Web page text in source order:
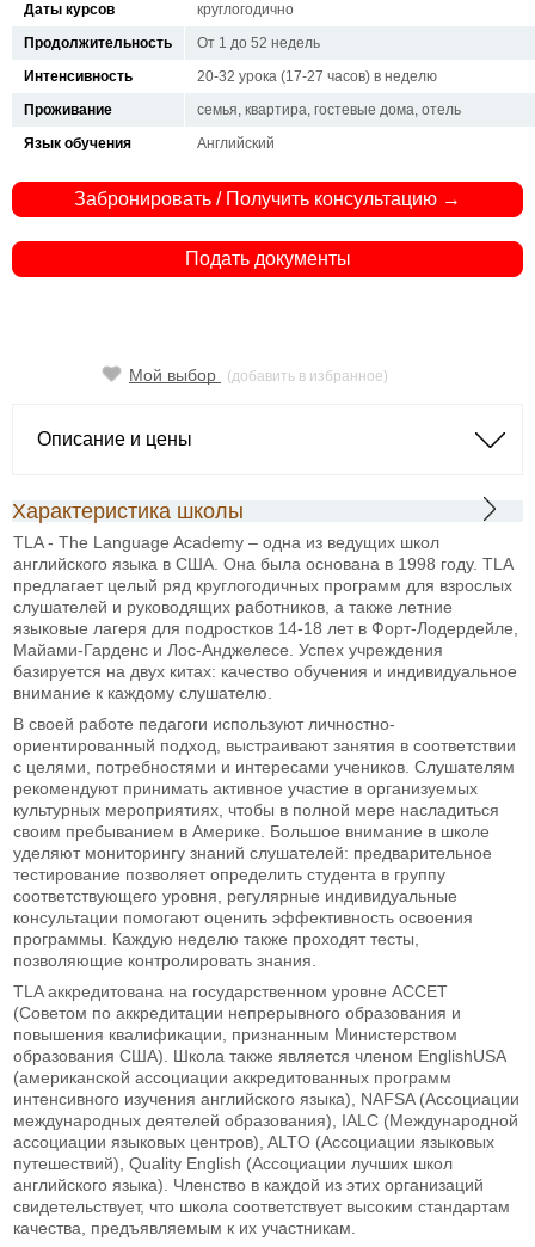
Даты курсов
круглогодично
Продолжительность
От 1 до 52 недель
Интенсивность
20-32 урока (17-27 часов) в неделю
Проживание
семья, квартира, гостевые дома, отель
Язык обучения
Английский
Забронировать / Получить консультацию →
Подать документы
Мой выбор (добавить в избранное)
Описание и цены
Характеристика школы
TLA - The Language Academy – одна из ведущих школ
английского языка в США. Она была основана в 1998 году. TLA
предлагает целый ряд круглогодичных программ для взрослых
слушателей и руководящих работников, а также летние
языковые лагеря для подростков 14-18 лет в Форт-Лодердейле,
Майами-Гарденс и Лос-Анджелесе. Успех учреждения
базируется на двух китах: качество обучения и индивидуальное
внимание к каждому слушателю.
В своей работе педагоги используют личностно-
ориентированный подход, выстраивают занятия в соответствии
с целями, потребностями и интересами учеников. Слушателям
рекомендуют принимать активное участие в организуемых
культурных мероприятиях, чтобы в полной мере насладиться
своим пребыванием в Америке. Большое внимание в школе
уделяют мониторингу знаний слушателей: предварительное
тестирование позволяет определить студента в группу
соответствующего уровня, регулярные индивидуальные
консультации помогают оценить эффективность освоения
программы. Каждую неделю также проходят тесты,
позволяющие контролировать знания.
TLA аккредитована на государственном уровне ACCET
(Советом по аккредитации непрерывного образования и
повышения квалификации, признанным Министерством
образования США). Школа также является членом EnglishUSA
(американской ассоциации аккредитованных программ
интенсивного изучения английского языка), NAFSA (Ассоциации
международных деятелей образования), IALC (Международной
ассоциации языковых центров), ALTO (Ассоциации языковых
путешествий), Quality English (Ассоциации лучших школ
английского языка). Членство в каждой из этих организаций
свидетельствует, что школа соответствует высоким стандартам
качества, предъявляемым к их участникам.